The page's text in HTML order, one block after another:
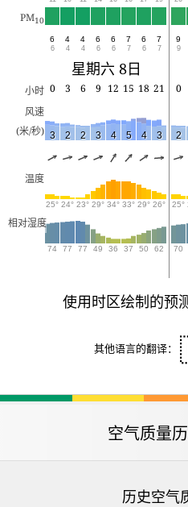
PM10
6
6
4
4
4
4
6
6
6
6
7
7
6
6
7
7
9
9
星期六 8日
小时 0 3 6 9 12 15 18 21 0
风速
(米/秒) 3 2 2 3 4 5 4 3 2
温度
25° 24° 23° 29° 34° 33° 29° 26° 25°
相对湿度
74 77 77 49 36 37 50 62 70
使用时区绘制的预
其他语言的翻译：
空气质量历
历史空气